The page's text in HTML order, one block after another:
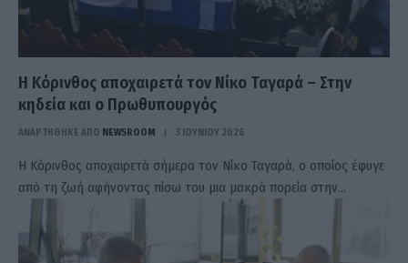
Η Κόρινθος αποχαιρετά τον Νίκο Ταγαρά – Στην
κηδεία και ο Πρωθυπουργός
ΑΝΑΡΤΗΘΗΚΕ ΑΠΟ NEWSROOM 3 ΙΟΥΝΊΟΥ 2026
Η Κόρινθος αποχαιρετά σήμερα τον Νίκο Ταγαρά, ο οποίος έφυγε
από τη ζωή αφήνοντας πίσω του μια μακρά πορεία στην…